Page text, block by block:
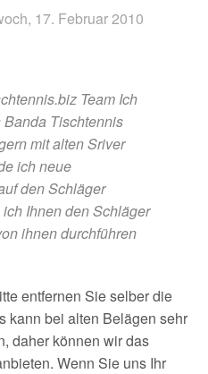
17. Februar 2010
Team Ich
Tischtennis
mit alten Sriver
ich neue
den Schläger
Ihnen den Schläger
ihnen durchführen
entfernen Sie selber die
kann bei alten Belägen sehr
daher können wir das
Wenn Sie uns Ihr